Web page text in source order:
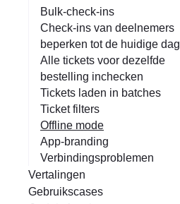
Bulk-check-ins
Check-ins van deelnemers
beperken tot de huidige dag
Alle tickets voor dezelfde
bestelling inchecken
Tickets laden in batches
Ticket filters
Offline mode
App-branding
Verbindingsproblemen
Vertalingen
Gebruikscases